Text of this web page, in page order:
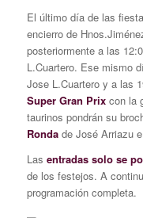
El último día de las
encierro de
posteriormente a las
L.Cuartero. Ese mismo
Jose L.Cuartero y a las
Super Gran Prixcon la
taurinos pondrán su
Rondade José Arriazu
Las entradas solo se
de los festejos. A
programación completa.